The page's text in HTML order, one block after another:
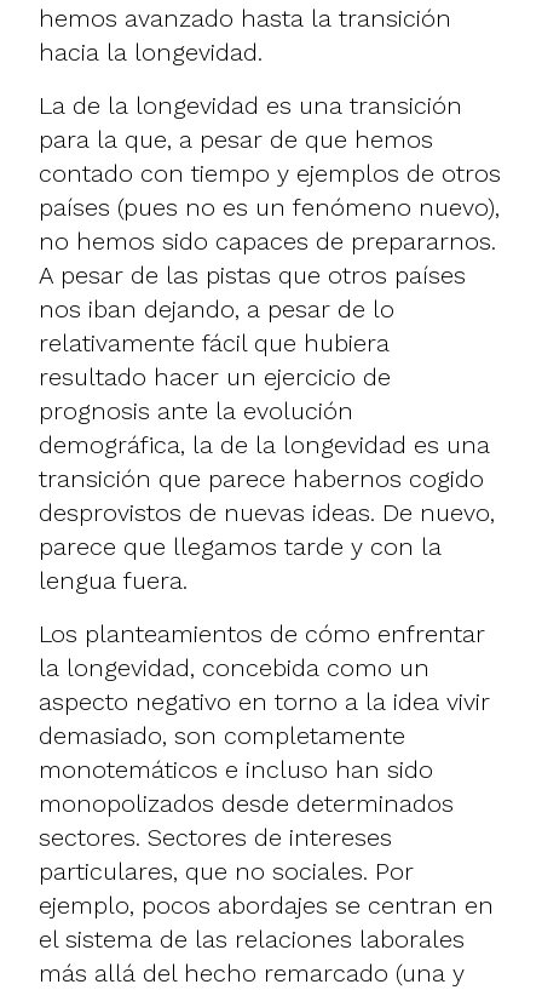
hemos avanzado hasta la transición
hacia la longevidad.
La de la longevidad es una transición
para la que, a pesar de que hemos
contado con tiempo y ejemplos de otros
países (pues no es un fenómeno nuevo),
no hemos sido capaces de prepararnos.
A pesar de las pistas que otros países
nos iban dejando, a pesar de lo
relativamente fácil que hubiera
resultado hacer un ejercicio de
prognosis ante la evolución
demográfica, la de la longevidad es una
transición que parece habernos cogido
desprovistos de nuevas ideas. De nuevo,
parece que llegamos tarde y con la
lengua fuera.
Los planteamientos de cómo enfrentar
la longevidad, concebida como un
aspecto negativo en torno a la idea vivir
demasiado, son completamente
monotemáticos e incluso han sido
monopolizados desde determinados
sectores. Sectores de intereses
particulares, que no sociales. Por
ejemplo, pocos abordajes se centran en
el sistema de las relaciones laborales
más allá del hecho remarcado (una y